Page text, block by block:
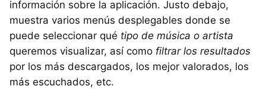
información sobre la aplicación. Justo debajo,
muestra varios menús desplegables donde se
puede seleccionar qué tipo de música o artista
queremos visualizar, así como filtrar los resultados
por los más descargados, los mejor valorados, los
más escuchados, etc.